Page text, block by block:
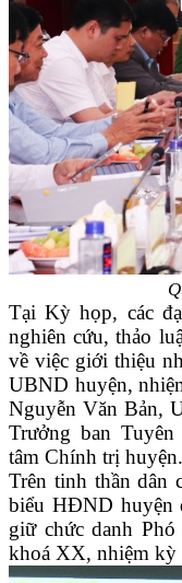
Tại Kỳ họp, các
nghiên cứu, thảo
về việc giới thiệu
UBND huyện,
Nguyễn Văn Bản,
Trưởng ban
tâm Chính trị huyện.
Trên tinh thần dân
biểu HĐND huyện
giữ chức danh
khoá XX, nhiệm kỳ